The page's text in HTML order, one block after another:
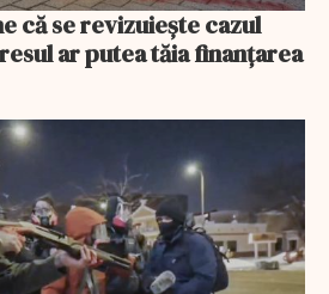
că se revizuiește cazul
ar putea tăia finanțarea